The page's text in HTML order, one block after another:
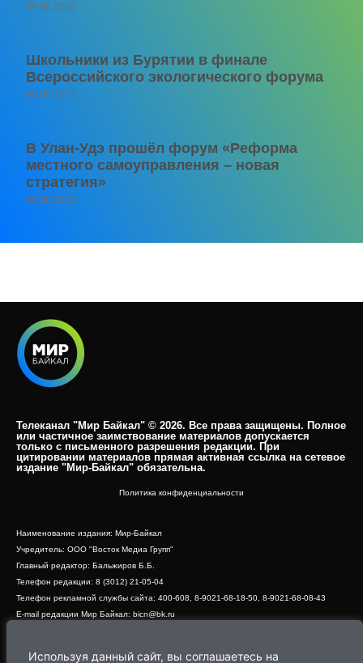
Используя данный сайт, вы соглашаетесь на
06.08.2026
Школьники из Бурятии в финале
Всероссийского экологического форума
06.08.2026
В Улан-Удэ прошёл форум «Реформа
местного самоуправления – новая
стратегия»
05.08.2026
Телеканал "Мир Байкал" © 2026. Все права защищены. Полное
или частичное заимствование материалов допускается
только с письменного разрешения редакции. При
цитировании материалов прямая активная ссылка на сетевое
издание "Мир-Байкал" обязательна.​
Политика конфиденциальности
Наименование издания: Мир-Байкал
Учредитель: ООО "Восток Медиа Групп"
Главный редактор: Бальжиров Б.Б.
Телефон редакции: 8 (3012) 21-05-04
Телефон рекламной службы сайта: 400-608, 8-9021-68-18-50, 8-9021-68-08-43
E-mail редакции Мир Байкал: bicn@bk.ru
Адрес редакции: 670000, г. Улан-Удэ, ул. Профсоюзная, дом 44, офис 1